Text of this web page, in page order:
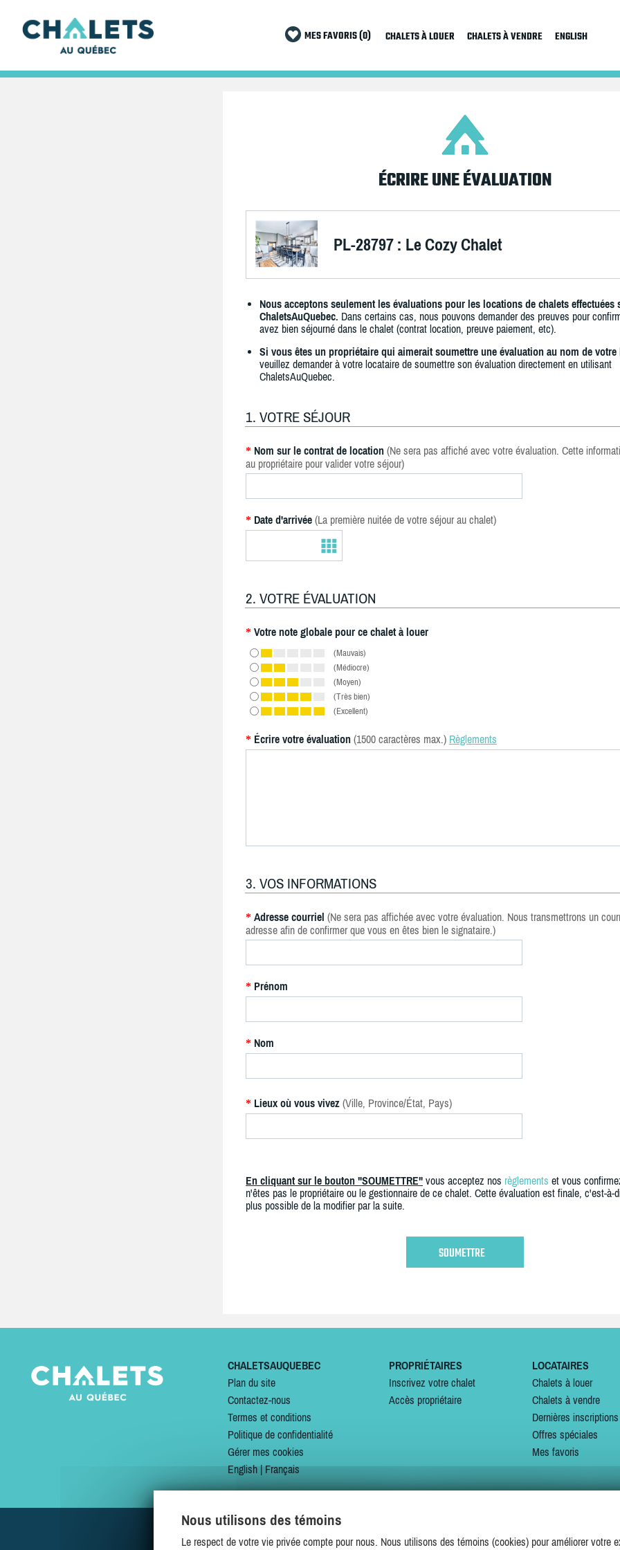
MES FAVORIS (0) CHALETS À LOUER CHALETS À VENDRE ENGLISH
ÉCRIRE UNE ÉVALUATION
PL-28797 : Le Cozy Chalet
Nous acceptons seulement les évaluations pour les locations de chalets effectuées
ChaletsAuQuebec. Dans certains cas, nous pouvons demander des preuves pour
avez bien séjourné dans le chalet (contrat location, preuve paiement, etc).
Si vous êtes un propriétaire qui aimerait soumettre une évaluation au nom de votre
veuillez demander à votre locataire de soumettre son évaluation directement en utilisant
ChaletsAuQuebec.
1. VOTRE SÉJOUR
* Nom sur le contrat de location (Ne sera pas affiché avec votre évaluation. Cette
au propriétaire pour valider votre séjour)
* Date d'arrivée (La première nuitée de votre séjour au chalet)
2. VOTRE ÉVALUATION
* Votre note globale pour ce chalet à louer
(Mauvais)
(Médiocre)
(Moyen)
(Très bien)
(Excellent)
* Écrire votre évaluation (1500 caractères max.) Règlements
3. VOS INFORMATIONS
* Adresse courriel (Ne sera pas affichée avec votre évaluation. Nous transmettrons un
adresse afin de confirmer que vous en êtes bien le signataire.)
* Prénom
* Nom
* Lieux où vous vivez (Ville, Province/État, Pays)
En cliquant sur le bouton "SOUMETTRE" vous acceptez nos règlements et vous
n'êtes pas le propriétaire ou le gestionnaire de ce chalet. Cette évaluation est finale, c'est-à-
plus possible de la modifier par la suite.
CHALETSAUQUEBEC
Plan du site
Contactez-nous
Termes et conditions
Politique de confidentialité
Gérer mes cookies
English|Français
PROPRIÉTAIRES
Inscrivez votre chalet
Accès propriétaire
LOCATAIRES
Chalets à louer
Chalets à vendre
Dernières inscriptions
Offres spéciales
Mes favoris
SUIVEZ-NOUS SUR
Nous utilisons des témoins
Le respect de votre vie privée compte pour nous. Nous utilisons des témoins (cookies) pour améliorer votre